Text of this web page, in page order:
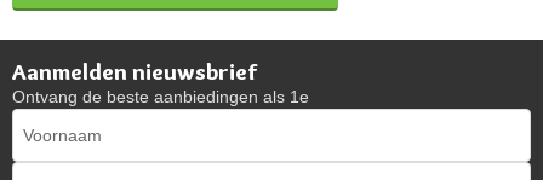
Aanmelden nieuwsbrief
Ontvang de beste aanbiedingen als 1e